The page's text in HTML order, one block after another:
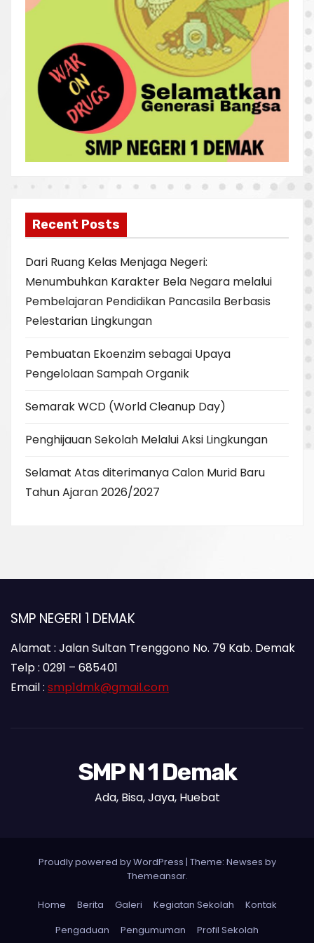
Recent Posts
Dari Ruang Kelas Menjaga Negeri:
Menumbuhkan Karakter Bela Negara melalui
Pembelajaran Pendidikan Pancasila Berbasis
Pelestarian Lingkungan
Pembuatan Ekoenzim sebagai Upaya
Pengelolaan Sampah Organik
Semarak WCD (World Cleanup Day)
Penghijauan Sekolah Melalui Aksi Lingkungan
Selamat Atas diterimanya Calon Murid Baru
Tahun Ajaran 2026/2027
SMP NEGERI 1 DEMAK
Alamat : Jalan Sultan Trenggono No. 79 Kab. Demak
Telp : 0291 – 685401
Email : smp1dmk@gmail.com
SMP N 1 Demak
Ada, Bisa, Jaya, Huebat
Proudly powered by WordPress | Theme: Newses by
Themeansar.
Home Berita Galeri Kegiatan Sekolah
Kontak
Pengaduan
Pengumuman Profil Sekolah